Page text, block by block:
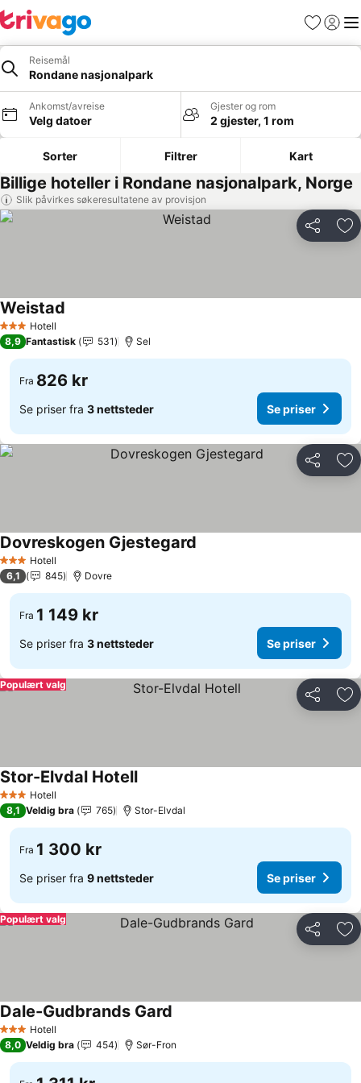
Favoritter
Logg
Reisemål
Rondane nasjonalpark
Ankomst/avreise
Velg datoer
Gjester og rom
2 gjester, 1 rom
Sorter Filtrer Kart
Billige hoteller i Rondane nasjonalpark, Norge
Slik påvirkes søkeresultatene av provisjon
Del
3 StjernerHotell
Weistad
8,9 Fantastisk 531 Sel
Fra 826 kr
Se priser fra 3 nettsteder Se priser
Del
3 StjernerHotell
Dovreskogen Gjestegard
6,1 845 Dovre
Fra 1 149 kr
Se priser fra 3 nettsteder Se priser
Del
Populært valg
3 StjernerHotell
Stor-Elvdal Hotell
8,1 Veldig bra 765 Stor-Elvdal
Fra 1 300 kr
Se priser fra 9 nettsteder Se priser
Del
Populært valg
3 StjernerHotell
Dale-Gudbrands Gard
8,0 Veldig bra 454 Sør-Fron